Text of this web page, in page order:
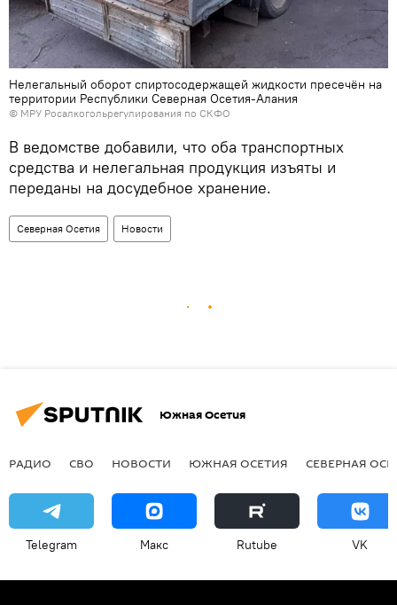
Нелегальный оборот спиртосодержащей жидкости пресечён на
территории Республики Северная Осетия-Алания
© МРУ Росалкогольрегулирования по СКФО
В ведомстве добавили, что оба транспортных
средства и нелегальная продукция изъяты и
переданы на досудебное хранение.
Северная Осетия Новости
Южная Осетия
РАДИО СВО НОВОСТИ ЮЖНАЯ ОСЕТИЯ СЕВЕРНАЯ
Telegram Макс Rutube VK